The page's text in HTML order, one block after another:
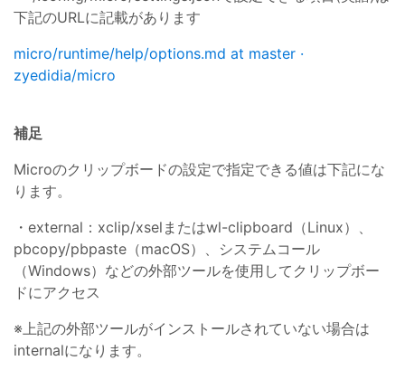
下記のURLに記載があります
micro/runtime/help/options.md at master ·
zyedidia/micro
補足
Microのクリップボードの設定で指定できる値は下記にな
ります。
・external：xclip/xselまたはwl-clipboard（Linux）、
pbcopy/pbpaste（macOS）、システムコール
（Windows）などの外部ツールを使用してクリップボー
ドにアクセス
※上記の外部ツールがインストールされていない場合は
internalになります。